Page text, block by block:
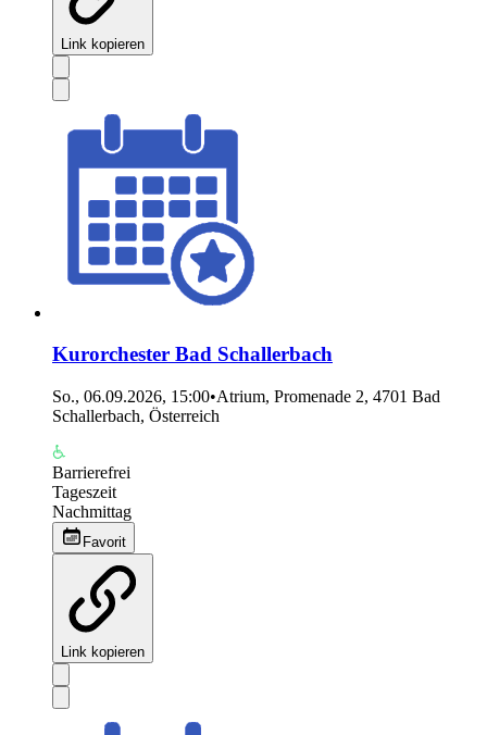
Link kopieren
Kurorchester Bad Schallerbach
So., 06.09.2026, 15:00•Atrium, Promenade 2, 4701 Bad
Schallerbach, Österreich
Barrierefrei
Tageszeit
Nachmittag
Favorit
Link kopieren